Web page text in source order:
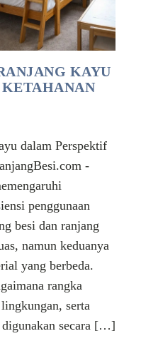
KAYU
dalam Perspektif
-
penggunaan
besi dan ranjang
namun keduanya
yang berbeda.
rangka
serta
digunakan secara […]